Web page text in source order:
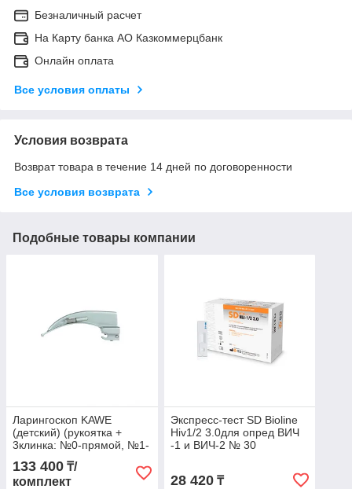
Безналичный расчет
На Карту банка АО Казкоммерцбанк
Онлайн оплата
Все условия оплаты
Условия возврата
Возврат товара в течение 14 дней по договоренности
Все условия возврата
Подобные товары компании
Ларингоскоп KAWE
(детский) (рукоятка +
3клинка: №0-прямой, №1-
изогнутый)"
133 400 ₸/
комплект
Экспресс-тест SD Bioline
Hiv1/2 3.0для опред ВИЧ
-1 и ВИЧ-2 № 30
28 420₸